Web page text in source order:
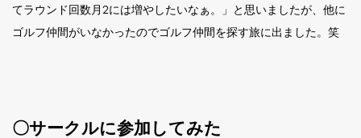
てラウンド回数月2には増やしたいなぁ。」と思いましたが、他に
ゴルフ仲間がいなかったのでゴルフ仲間を探す旅に出ました。笑
〇サークルに参加してみた